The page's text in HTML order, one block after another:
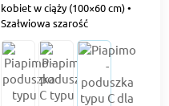
kobiet w ciąży (100×60 cm) •
Szałwiowa szarość